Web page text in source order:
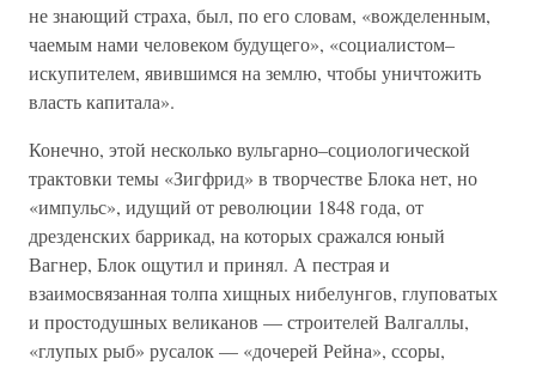
не знающий страха, был, по его словам, «вожделенным,
чаемым нами человеком будущего», «социалистом–
искупителем, явившимся на землю, чтобы уничтожить
власть капитала».
Конечно, этой несколько вульгарно–социологической
трактовки темы «Зигфрид» в творчестве Блока нет, но
«импульс», идущий от революции 1848 года, от
дрезденских баррикад, на которых сражался юный
Вагнер, Блок ощутил и принял. А пестрая и
взаимосвязанная толпа хищных нибелунгов, глуповатых
и простодушных великанов — строителей Валгаллы,
«глупых рыб» русалок — «дочерей Рейна», ссоры,